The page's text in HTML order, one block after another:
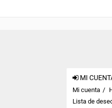
MI
Mi cuenta
Lista de